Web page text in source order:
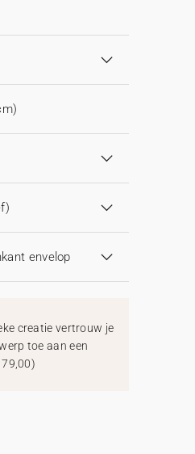
envelop
creatie vertrouw je
toe aan een
)